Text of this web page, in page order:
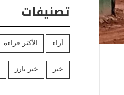
تصنيفات
آراء الأكثر قراءة
خبر خبر بارز